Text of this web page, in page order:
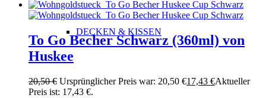
DECKEN & KISSEN
To Go Becher Schwarz (360ml) von
Huskee
20,50€ Ursprünglicher Preis war: 20,50 €17,43 €Aktueller
Preis ist: 17,43 €.